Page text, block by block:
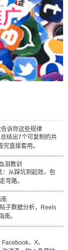
诉你这些规律
结出7个可复制的共
直接套用。
泪教训
：从踩坑到起效，包
弯路。
子数据分析，Reels
南。
、X、